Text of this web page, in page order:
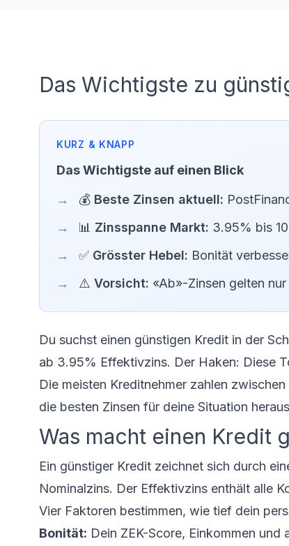
Das Wichtigste zu
Das Wichtigste auf einen Blick
💰 Beste Zinsen aktuell:
📊 Zinsspanne Markt: 3.95% bis
✅ Grösster Hebel: Bonität
⚠️ Vorsicht: «Ab»-Zinsen gelten
Du suchst einen günstigen Kredit in der
ab 3.95% Effektivzins. Der Haken: Diese
Die meisten Kreditnehmer zahlen
die besten Zinsen für deine Situation
Was macht einen Kredit
Ein günstiger Kredit zeichnet sich durch
Nominalzins. Der Effektivzins enthält alle
Vier Faktoren bestimmen, wie tief dein
Bonität: Dein ZEK-Score, Einkommen